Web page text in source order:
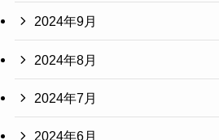
2024年9月
2024年8月
2024年7月
2024年6月